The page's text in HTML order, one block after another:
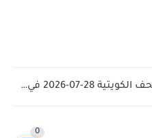
وظائف الكويت اليوم بتاريخ 28-07-2026 للأجانب والمواطنين في مختلف التخصصات
0